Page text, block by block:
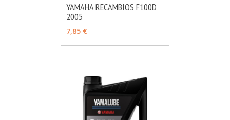
VER OPCIONES
YAMAHA RECAMBIOS F100D
2005
7,85 €